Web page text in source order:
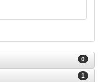
0
1